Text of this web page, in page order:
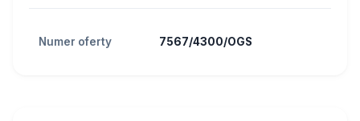
Numer oferty 7567/4300/OGS